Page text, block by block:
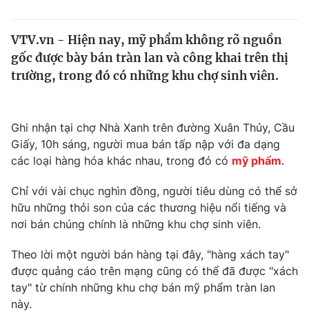
Thế giới
Thế giới đó đây
Câu chuyện quốc tế
Tài chính
Thị trường
Góc doanh nghiệp
Dữ liệu và đời sống
Truyền hình
Phim VTV
Nhân vật
Khán giả
Giải trí
Điện ảnh
Âm nhạc
Sao
Đời sống
Du lịch
Giáo dục
VTV.vn - Hiện nay, mỹ phẩm không rõ nguồn
gốc được bày bán tràn lan và công khai trên thị
trường, trong đó có những khu chợ sinh viên.
Ghi nhận tại chợ Nhà Xanh trên đường Xuân Thủy, Cầu
Giấy, 10h sáng, người mua bán tấp nập với đa dạng
các loại hàng hóa khác nhau, trong đó có mỹ phẩm.
Chỉ với vài chục nghìn đồng, người tiêu dùng có thể sở
hữu những thỏi son của các thương hiệu nổi tiếng và
nơi bán chúng chính là những khu chợ sinh viên.
Theo lời một người bán hàng tại đây, "hàng xách tay"
được quảng cáo trên mạng cũng có thể đã được "xách
tay" từ chính những khu chợ bán mỹ phẩm tràn lan
này.